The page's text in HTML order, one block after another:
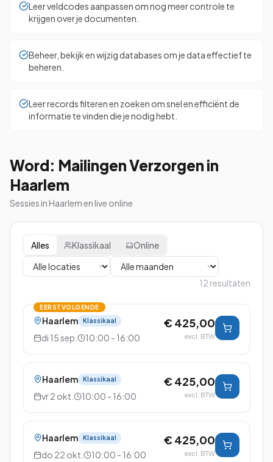
Leer veldcodes aanpassen om nog meer controle te
krijgen over je documenten.
Beheer, bekijk en wijzig databases om je data effectief te
beheren.
Leer records filteren en zoeken om snel en efficiënt de
informatie te vinden die je nodig hebt.
Word: Mailingen Verzorgen in
Haarlem
Sessies in Haarlem en live online
Alles Klassikaal Online
12 resultaten
EERSTVOLGENDE
Haarlem Klassikaal
di 15 sep. 10:00 - 16:00
€ 425,00
excl. BTW
Haarlem Klassikaal
vr 2 okt. 10:00 - 16:00
€ 425,00
excl. BTW
Haarlem Klassikaal
do 22 okt. 10:00 - 16:00
€ 425,00
excl. BTW